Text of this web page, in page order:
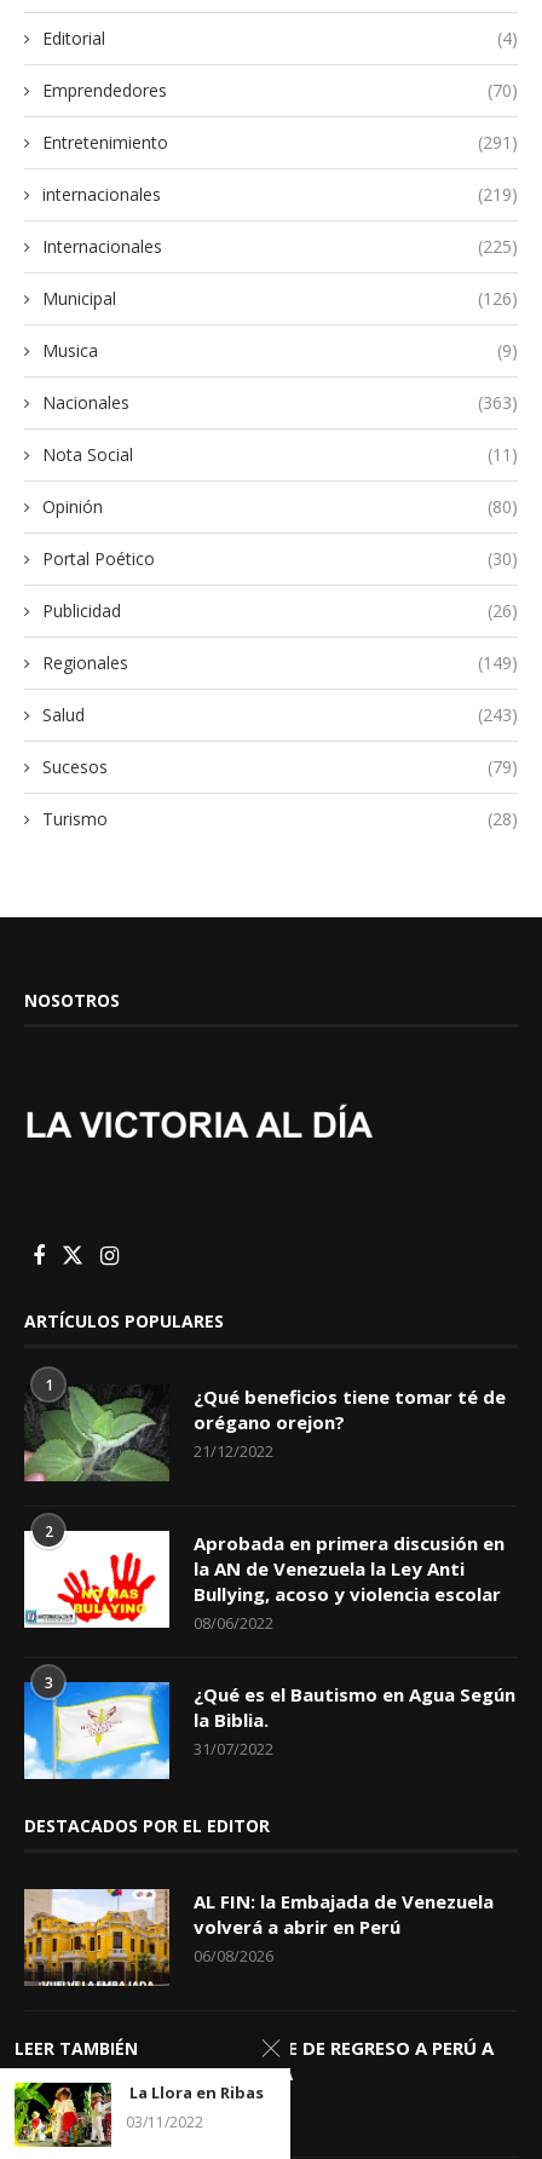
Editorial (4)
Emprendedores (70)
Entretenimiento (291)
internacionales (219)
Internacionales (225)
Municipal (126)
Musica (9)
Nacionales (363)
Nota Social (11)
Opinión (80)
Portal Poético (30)
Publicidad (26)
Regionales (149)
Salud (243)
Sucesos (79)
Turismo (28)
NOSOTROS
ARTÍCULOS POPULARES
1
¿Qué beneficios tiene tomar té de
orégano orejon?
21/12/2022
2
Aprobada en primera discusión en
la AN de Venezuela la Ley Anti
Bullying, acoso y violencia escolar
08/06/2022
3
¿Qué es el Bautismo en Agua Según
la Biblia.
31/07/2022
DESTACADOS POR EL EDITOR
AL FIN: la Embajada de Venezuela
volverá a abrir en Perú
06/08/2026
KEIKO TRAE DE REGRESO A PERÚ A
GIOVANNA
04/08/2026
LEER TAMBIÉN
La Llora en Ribas
03/11/2022